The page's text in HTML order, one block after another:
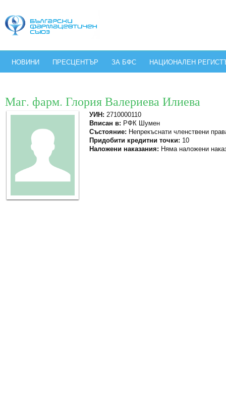
НОВИНИ ПРЕСЦЕНТЪР ЗА БФС НАЦИОНАЛЕН
Маг. фарм. Глория Валериева Илиева
УИН: 2710000110
Вписан в: РФК Шумен
Състояние: Непрекъснати членствени
Придобити кредитни точки: 10
Наложени наказания: Няма наложени